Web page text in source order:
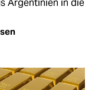
Argentinien in die